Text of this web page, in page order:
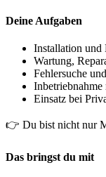
Deine Aufgaben
Installation und
Wartung,
Fehlersuche
Inbetriebnahme
Einsatz bei
👉 Du bist nicht nur
Das bringst du mit